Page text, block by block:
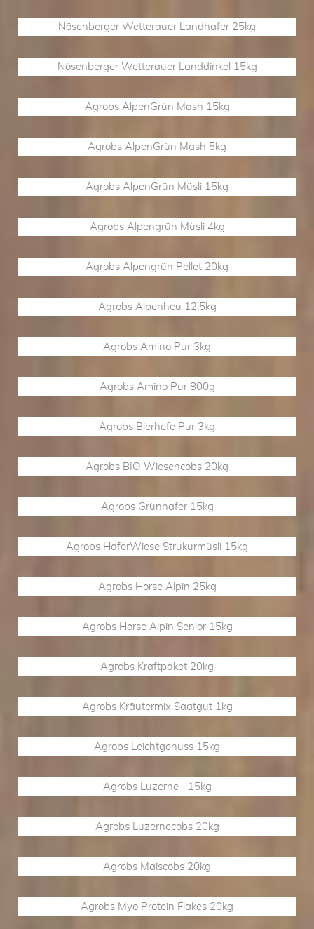
Nösenberger Wetterauer Landhafer 25kg
Nösenberger Wetterauer Landdinkel 15kg
Agrobs AlpenGrün Mash 15kg
Agrobs AlpenGrün Mash 5kg
Agrobs AlpenGrün Müsli 15kg
Agrobs Alpengrün Müsli 4kg
Agrobs Alpengrün Pellet 20kg
Agrobs Alpenheu 12,5kg
Agrobs Amino Pur 3kg
Agrobs Amino Pur 800g
Agrobs Bierhefe Pur 3kg
Agrobs BIO-Wiesencobs 20kg
Agrobs Grünhafer 15kg
Agrobs HaferWiese Strukurmüsli 15kg
Agrobs Horse Alpin 25kg
Agrobs Horse Alpin Senior 15kg
Agrobs Kraftpaket 20kg
Agrobs Kräutermix Saatgut 1kg
Agrobs Leichtgenuss 15kg
Agrobs Luzerne+ 15kg
Agrobs Luzernecobs 20kg
Agrobs Maiscobs 20kg
Agrobs Myo Protein Flakes 20kg